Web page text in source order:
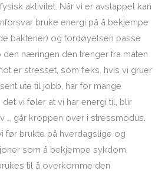
aktivitet. Når vi er avslappet kan
bruke energi på å bekjempe
bakterier) og fordøyelsen passe
den næringen den trenger fra maten
er stresset, som f.eks. hvis vi gruer
ute til jobb, har for mange
vi føler at vi har energi til, blir
… går kroppen over i stressmodus.
før brukte på hverdagslige og
som å bekjempe sykdom,
til å overkomme den